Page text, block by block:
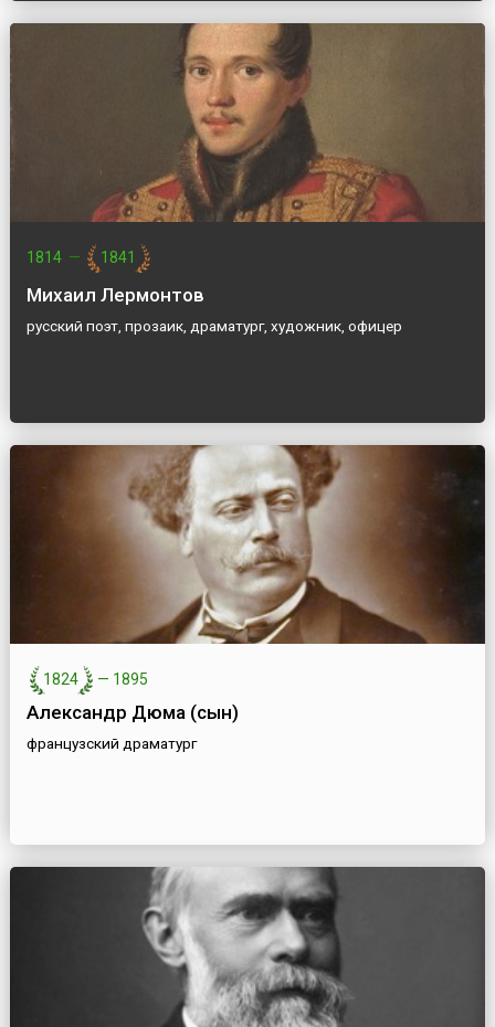
1814 — 1841
Михаил Лермонтов
русский поэт, прозаик, драматург, художник, офицер
1824 — 1895
Александр Дюма (сын)
французский драматург